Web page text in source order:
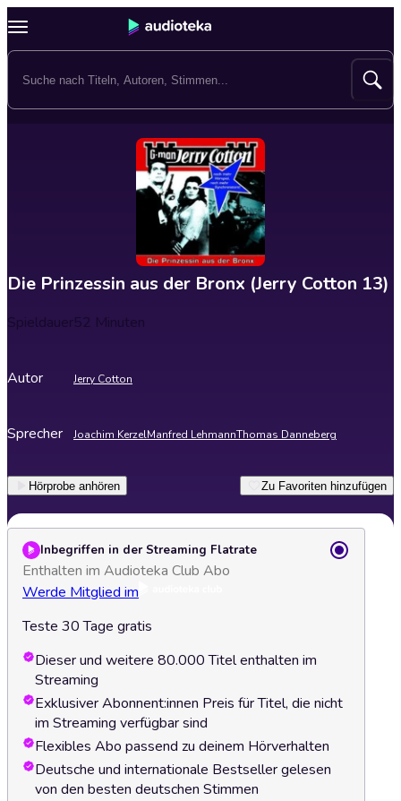
Die Prinzessin aus der Bronx (Jerry Cotton 13)
Spieldauer52 Minuten
Autor Jerry Cotton
Sprecher Joachim KerzelManfred LehmannThomas Danneberg
Hörprobe anhören Zu Favoriten hinzufügen
Inbegriffen in der Streaming Flatrate
Enthalten im Audioteka Club Abo
Werde Mitglied im
Teste 30 Tage gratis
Dieser und weitere 80.000 Titel enthalten im
Streaming
Exklusiver Abonnent:innen Preis für Titel, die nicht
im Streaming verfügbar sind
Flexibles Abo passend zu deinem Hörverhalten
Deutsche und internationale Bestseller gelesen
von den besten deutschen Stimmen